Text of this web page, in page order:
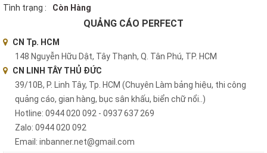
Tình trạng : Còn Hàng
QUẢNG CÁO PERFECT
CN Tp. HCM
148 Nguyễn Hữu Dật, Tây Thạnh, Q. Tân Phú, TP. HCM
CN LINH TÂY THỦ ĐỨC
39/10B, P. Linh Tây, Tp. HCM (Chuyên Làm bảng hiệu, thi công
quảng cáo, gian hàng, bục sân khấu, biển chữ nổi..)
Hotline: 0944 020 092 - 0937 637 269
Zalo: 0944 020 092
Email: inbanner.net@gmail.com